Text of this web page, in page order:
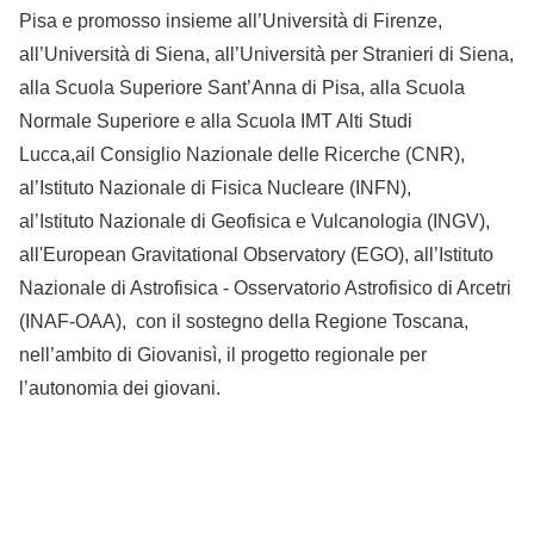
Pisa e promosso insieme all’Università di Firenze,
all’Università di Siena, all’Università per Stranieri di Siena,
alla Scuola Superiore Sant’Anna di Pisa, alla Scuola
Normale Superiore e alla Scuola IMT Alti Studi
Lucca,ail Consiglio Nazionale delle Ricerche (CNR),
al’Istituto Nazionale di Fisica Nucleare (INFN),
al’Istituto Nazionale di Geofisica e Vulcanologia (INGV),
all'European Gravitational Observatory (EGO), all’Istituto
Nazionale di Astrofisica - Osservatorio Astrofisico di Arcetri
(INAF-OAA), con il sostegno della Regione Toscana,
nell’ambito di Giovanisì, il progetto regionale per
l’autonomia dei giovani.